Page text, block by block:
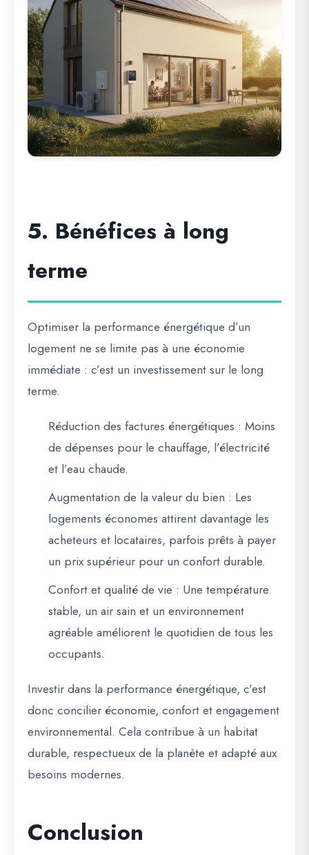
5. Bénéfices à long
terme
Optimiser la performance énergétique d’un
logement ne se limite pas à une économie
immédiate : c’est un investissement sur le long
terme.
Réduction des factures énergétiques : Moins
de dépenses pour le chauffage, l’électricité
et l’eau chaude.
Augmentation de la valeur du bien : Les
logements économes attirent davantage les
acheteurs et locataires, parfois prêts à payer
un prix supérieur pour un confort durable.
Confort et qualité de vie : Une température
stable, un air sain et un environnement
agréable améliorent le quotidien de tous les
occupants.
Investir dans la performance énergétique, c’est
donc concilier économie, confort et engagement
environnemental. Cela contribue à un habitat
durable, respectueux de la planète et adapté aux
besoins modernes.
Conclusion